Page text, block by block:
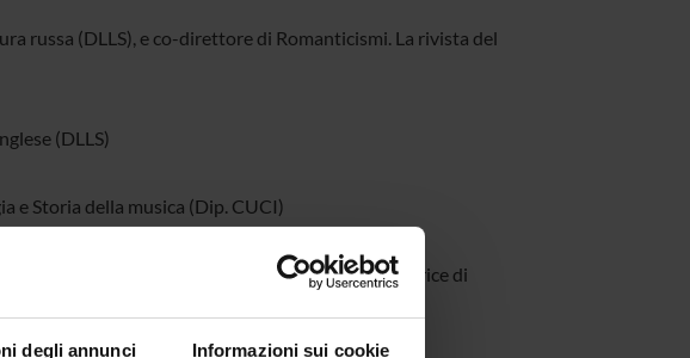
degli annunci Informazioni sui cookie
russa (DLLS), e co-direttore di Romanticismi. La rivista del
(DLLS)
e Storia della musica (Dip. CUCI)
francese (DLLS), Direttrice del C.R.I.E.R. e direttrice di